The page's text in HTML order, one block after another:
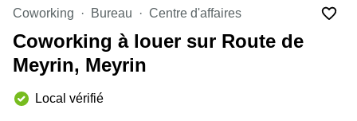
Genève
Coworking
Lausanne
Basel
Rue de
la Cité
1
Genève
Place
de la
Coworking Bureau Centre d'affaires
Coworking à louer sur Route de
Meyrin, Meyrin
Local vérifié